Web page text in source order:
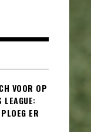
VOOR OP
LEAGUE:
ER